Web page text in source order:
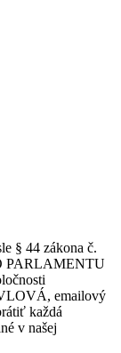
§ 44 zákona č.
PARLAMENTU
emailový
každá
v našej